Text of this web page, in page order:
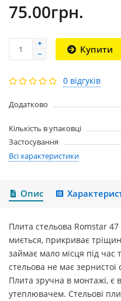
75.00грн.
Купити
0 відгуків
Додатково
Кількість в упаковці
Застосування
Всі характеристики
Опис
Плита стельова Romstar
миється, прикриває
займає мало місця під час
стельова не має зернистої
Плита зручна в монтажі, є
утеплювачем. Стельові